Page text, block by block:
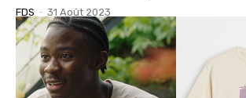
FDS - 31 Août 2023